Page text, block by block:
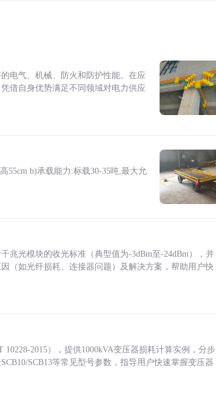
电气、机械、防火和防护性能。在应
借自身优势满足不同领域对电力供应
55cm b)承载能力:标载30-35吨,最大允
兆光模块的收光标准（典型值为-3dBm至-24dBm），并
（如光纤损耗、连接器问题）及解决方案，帮助用户快
2015），提供1000kVA变压器损耗计算实例，分步
SCB13等常见型号参数，指导用户快速掌握变压器